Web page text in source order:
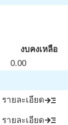
งบคงเหลือ
0.00
รายละเอียดread_more
รายละเอียดread_more